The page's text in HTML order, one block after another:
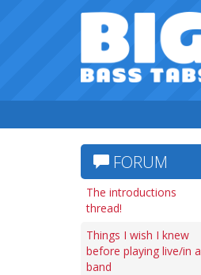
FORUM
The introductions
thread!
Things I wish I knew
before playing live/in a
band